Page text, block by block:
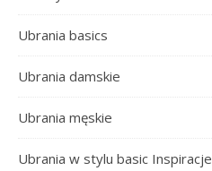
Ubrania basics
Ubrania damskie
Ubrania męskie
Ubrania w stylu basic Inspiracje